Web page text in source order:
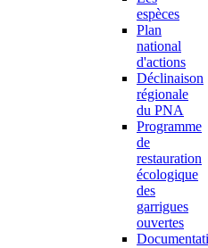
espèces
Plan
national
d'actions
Déclinaison
régionale
du PNA
Programme
de
restauration
écologique
des
garrigues
ouvertes